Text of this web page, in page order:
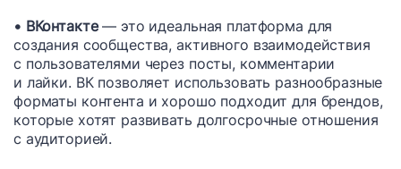
• ВКонтакте— это идеальная платформа для
создания сообщества, активного взаимодействия
с пользователями через посты, комментарии
и лайки. ВК позволяет использовать разнообразные
форматы контента и хорошо подходит для брендов,
которые хотят развивать долгосрочные отношения
с аудиторией.